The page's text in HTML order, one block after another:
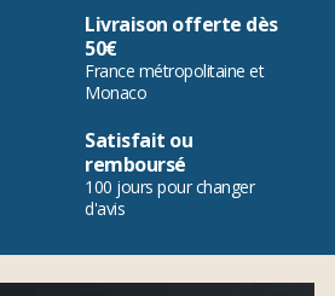
Livraison offerte dès
50€
France métropolitaine et
Monaco
Satisfait ou
remboursé
100 jours pour changer
d'avis